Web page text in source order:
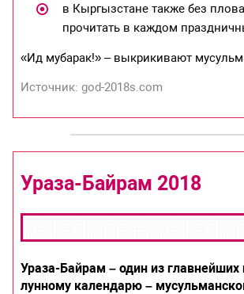
в Кыргызстане также без
прочитать в каждом
«Ид мубарак!» – выкрикивают
Источник: god-2018s.com
Ураза-Байрам 2018
Ураза-Байрам – один из
лунному календарю –